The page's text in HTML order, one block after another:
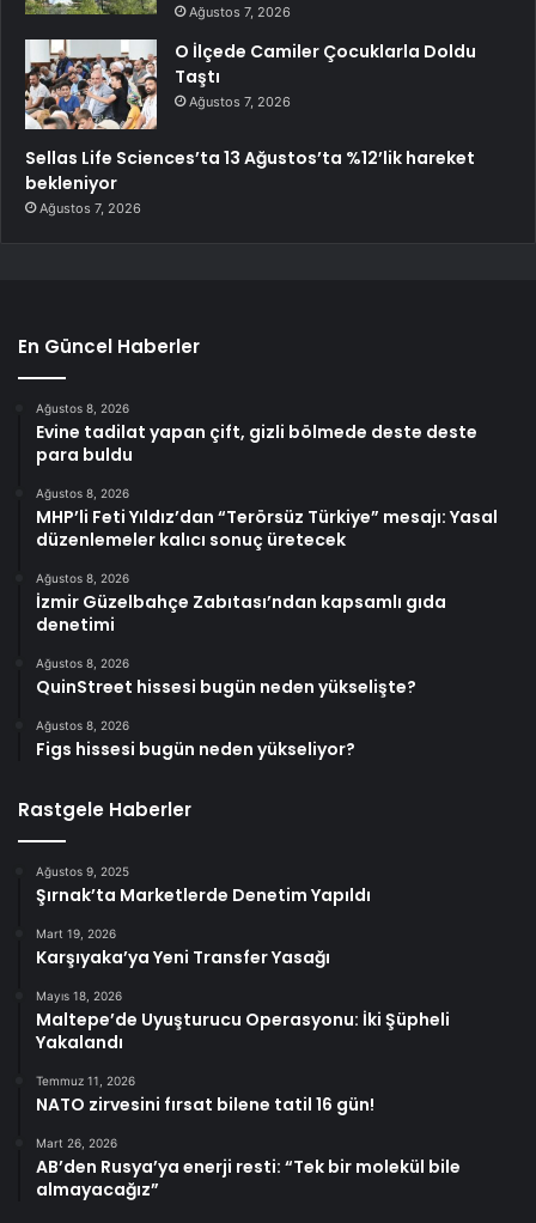
Ağustos 7, 2026
O İlçede Camiler Çocuklarla Doldu
Taştı
Ağustos 7, 2026
Sellas Life Sciences’ta 13 Ağustos’ta %12’lik hareket
bekleniyor
Ağustos 7, 2026
En Güncel Haberler
Ağustos 8, 2026
Evine tadilat yapan çift, gizli bölmede deste deste
para buldu
Ağustos 8, 2026
MHP’li Feti Yıldız’dan “Terörsüz Türkiye” mesajı: Yasal
düzenlemeler kalıcı sonuç üretecek
Ağustos 8, 2026
İzmir Güzelbahçe Zabıtası’ndan kapsamlı gıda
denetimi
Ağustos 8, 2026
QuinStreet hissesi bugün neden yükselişte?
Ağustos 8, 2026
Figs hissesi bugün neden yükseliyor?
Rastgele Haberler
Ağustos 9, 2025
Şırnak’ta Marketlerde Denetim Yapıldı
Mart 19, 2026
Karşıyaka’ya Yeni Transfer Yasağı
Mayıs 18, 2026
Maltepe’de Uyuşturucu Operasyonu: İki Şüpheli
Yakalandı
Temmuz 11, 2026
NATO zirvesini fırsat bilene tatil 16 gün!
Mart 26, 2026
AB’den Rusya’ya enerji resti: “Tek bir molekül bile
almayacağız”